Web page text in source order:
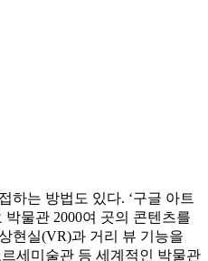
하는 방법도 있다. ‘구글 아트
물관 2000여 곳의 콘텐츠를
현실(VR)과 거리 뷰 기능을
세미술관 등 세계적인 박물관